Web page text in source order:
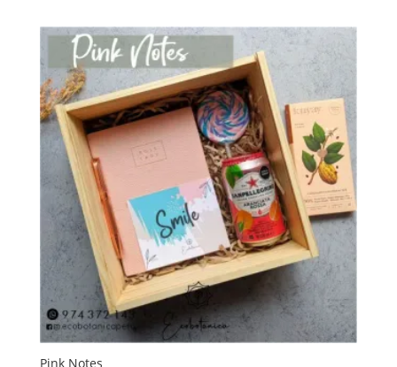
Pink Notes